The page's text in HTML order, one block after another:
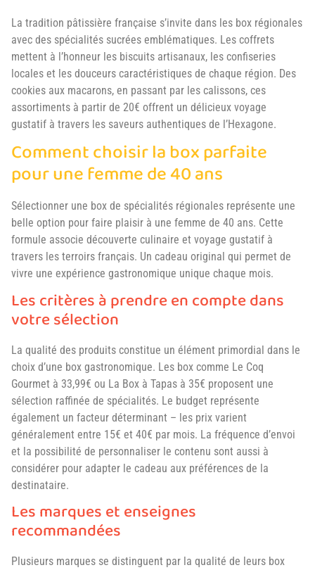
La tradition pâtissière française s’invite dans les box régionales
avec des spécialités sucrées emblématiques. Les coffrets
mettent à l’honneur les biscuits artisanaux, les confiseries
locales et les douceurs caractéristiques de chaque région. Des
cookies aux macarons, en passant par les calissons, ces
assortiments à partir de 20€ offrent un délicieux voyage
gustatif à travers les saveurs authentiques de l’Hexagone.
Comment choisir la box parfaite
pour une femme de 40 ans
Sélectionner une box de spécialités régionales représente une
belle option pour faire plaisir à une femme de 40 ans. Cette
formule associe découverte culinaire et voyage gustatif à
travers les terroirs français. Un cadeau original qui permet de
vivre une expérience gastronomique unique chaque mois.
Les critères à prendre en compte dans
votre sélection
La qualité des produits constitue un élément primordial dans le
choix d’une box gastronomique. Les box comme Le Coq
Gourmet à 33,99€ ou La Box à Tapas à 35€ proposent une
sélection raffinée de spécialités. Le budget représente
également un facteur déterminant – les prix varient
généralement entre 15€ et 40€ par mois. La fréquence d’envoi
et la possibilité de personnaliser le contenu sont aussi à
considérer pour adapter le cadeau aux préférences de la
destinataire.
Les marques et enseignes
recommandées
Plusieurs marques se distinguent par la qualité de leurs box